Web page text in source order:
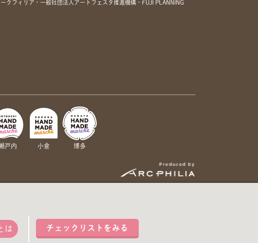
は チェックリストをみる
クフィリア・一般社団法人アートフェスタ推進機構・FUJI PLANNING
戸内 小倉 博多